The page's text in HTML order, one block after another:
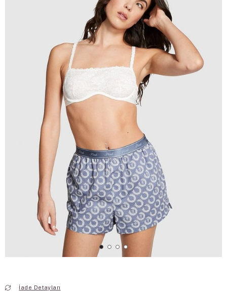
İade Detayları